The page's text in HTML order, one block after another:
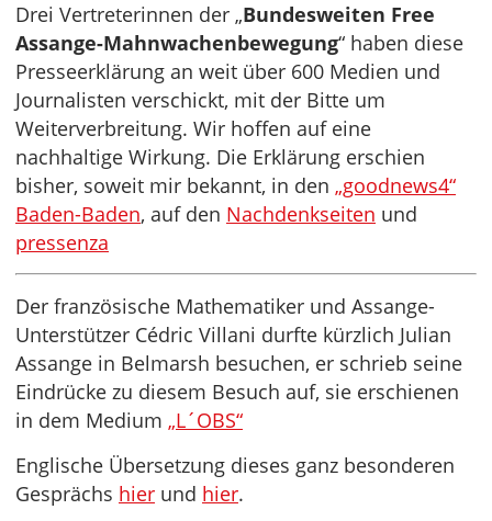
Drei Vertreterinnen der „Bundesweiten Free
Assange-Mahnwachenbewegung“ haben diese
Presseerklärung an weit über 600 Medien und
Journalisten verschickt, mit der Bitte um
Weiterverbreitung. Wir hoffen auf eine
nachhaltige Wirkung. Die Erklärung erschien
bisher, soweit mir bekannt, in den „goodnews4“
Baden-Baden, auf den Nachdenkseiten und
pressenza
Der französische Mathematiker und Assange-
Unterstützer Cédric Villani durfte kürzlich Julian
Assange in Belmarsh besuchen, er schrieb seine
Eindrücke zu diesem Besuch auf, sie erschienen
in dem Medium „L´OBS“
Englische Übersetzung dieses ganz besonderen
Gesprächs hier und hier.